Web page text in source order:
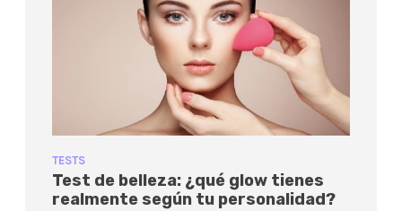
TESTS
Test de belleza: ¿qué glow tienes
realmente según tu personalidad?